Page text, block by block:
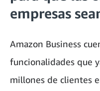
empresas
Amazon Business
funcionalidades que
millones de clientes